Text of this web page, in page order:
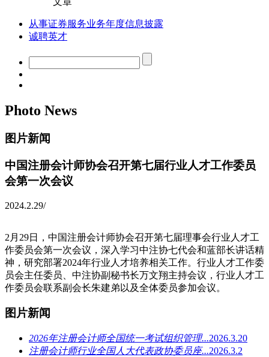
从事证券服务业务年度信息披露
诚聘英才
Photo News
图片新闻
中国注册会计师协会召开第七届行业人才工作委员
会第一次会议
2024.2.29/
2月29日，中国注册会计师协会召开第七届理事会行业人才工
作委员会第一次会议，深入学习中注协七代会和蓝部长讲话精
神，研究部署2024年行业人才培养相关工作。行业人才工作委
员会主任委员、中注协副秘书长万文翔主持会议，行业人才工
作委员会联系副会长朱建弟以及全体委员参加会议。
图片新闻
2026年注册会计师全国统一考试组织管理...2026.3.20
注册会计师行业全国人大代表政协委员座...2026.3.2